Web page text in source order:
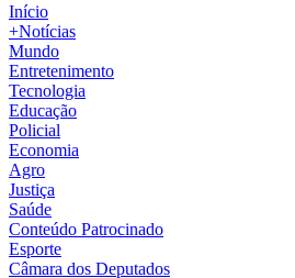
Início
+Notícias
Mundo
Entretenimento
Tecnologia
Educação
Policial
Economia
Agro
Justiça
Saúde
Conteúdo Patrocinado
Esporte
Câmara dos Deputados